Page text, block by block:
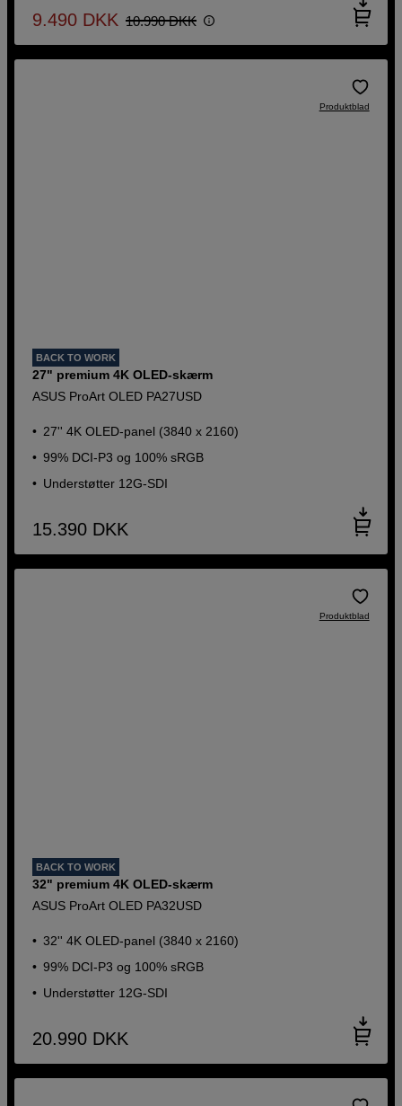
9.490 DKK 10.990 DKK
Produktblad
BACK TO WORK
27" premium 4K OLED-skærm
ASUS ProArt OLED PA27USD
27'' 4K OLED-panel (3840 x 2160)
99% DCI-P3 og 100% sRGB
Understøtter 12G-SDI
15.390 DKK
Produktblad
BACK TO WORK
32" premium 4K OLED-skærm
ASUS ProArt OLED PA32USD
32'' 4K OLED-panel (3840 x 2160)
99% DCI-P3 og 100% sRGB
Understøtter 12G-SDI
20.990 DKK